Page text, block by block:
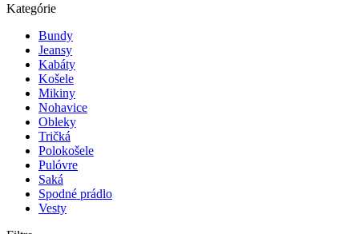
Kategórie
Bundy
Jeansy
Kabáty
Košele
Mikiny
Nohavice
Obleky
Tričká
Polokošele
Pulóvre
Saká
Spodné prádlo
Vesty